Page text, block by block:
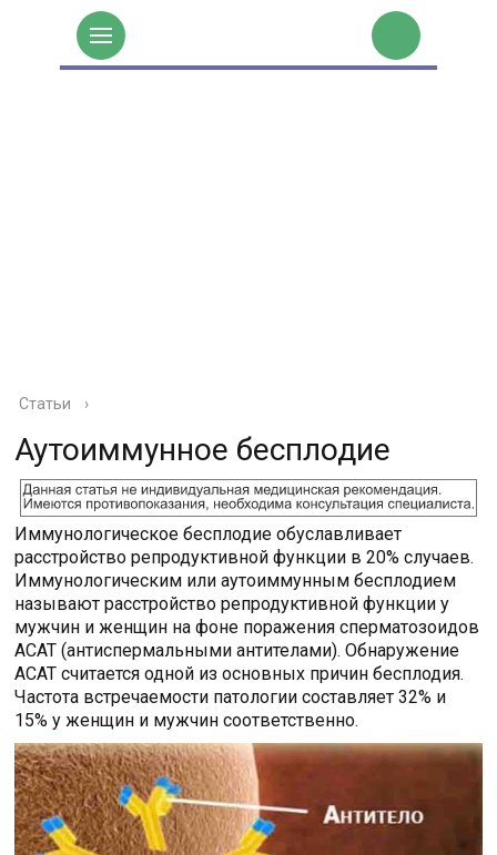
Статьи ›
Аутоиммунное бесплодие
Иммунологическое бесплодие обуславливает
расстройство репродуктивной функции в 20% случаев.
Иммунологическим или аутоиммунным бесплодием
называют расстройство репродуктивной функции у
мужчин и женщин на фоне поражения сперматозоидов
АСАТ (антиспермальными антителами). Обнаружение
АСАТ считается одной из основных причин бесплодия.
Частота встречаемости патологии составляет 32% и
15% у женщин и мужчин соответственно.